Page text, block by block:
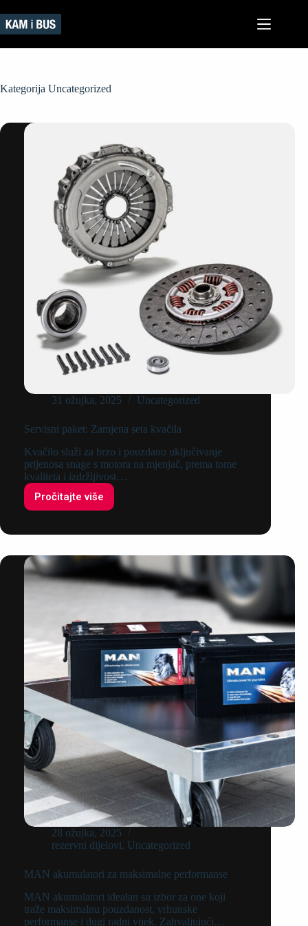
na
sadržaj
Kategorija Uncategorized
31 ožujka, 2025 Uncategorized
Servisni paket: Zamjena seta kvačila
Kvačilo služi za brzo i pouzdano uključivanje
prijenosa snage s motora na mjenjač, prema tome
kvaliteta i izdržljivost…
Pročitajte više
Servisni
paket:
28 ožujka, 2025
rezervni dijelovi, Uncategorized
MAN akumulatori za maksimalne performanse
MAN akumulatori idealan su izbor za one koji
traže maksimalnu pouzdanost, vrhunske
performanse i dugi radni vijek. Zahvaljujući…